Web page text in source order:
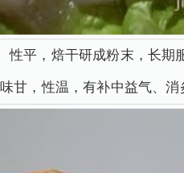
平，焙干研成粉末，长期
味甘，性温，有补中益气、